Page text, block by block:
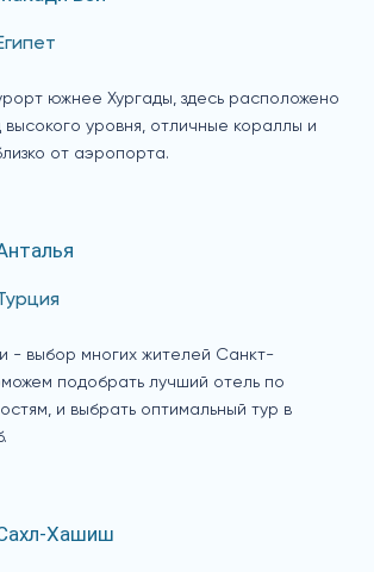
южнее Хургады, здесь расположено
высокого уровня, отличные кораллы и
от аэропорта.
- выбор многих жителей Санкт-
подобрать лучший отель по
и выбрать оптимальный тур в
Хашиш